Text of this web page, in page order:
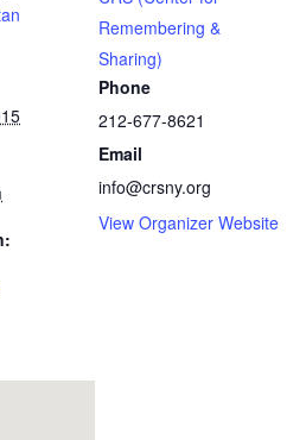
Remembering &
Sharing)
Phone
212-677-8621
Email
info@crsny.org
View Organizer Website